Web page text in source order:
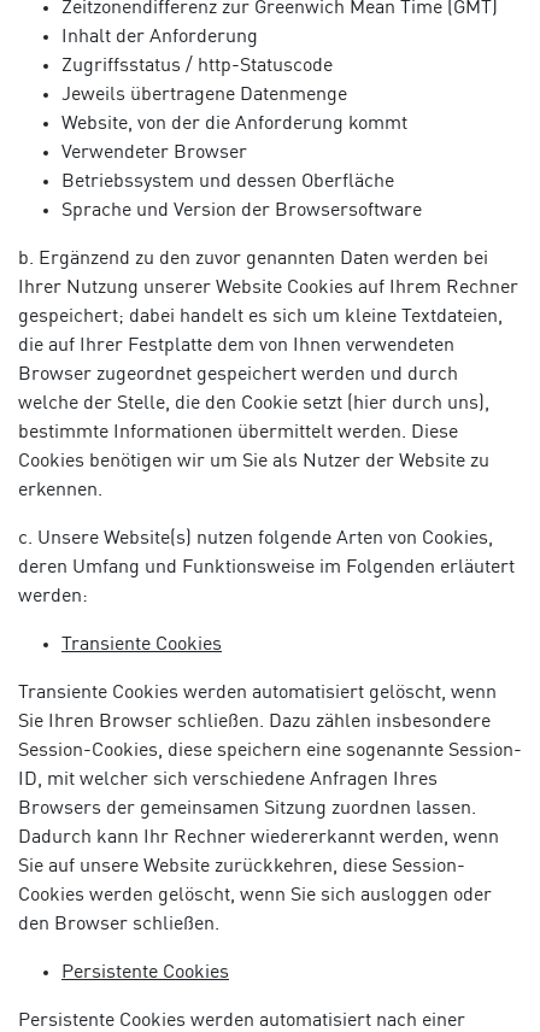
Zeitzonendifferenz zur Greenwich Mean Time (GMT)
Inhalt der Anforderung
Zugriffsstatus / http-Statuscode
Jeweils übertragene Datenmenge
Website, von der die Anforderung kommt
Verwendeter Browser
Betriebssystem und dessen Oberfläche
Sprache und Version der Browsersoftware
b. Ergänzend zu den zuvor genannten Daten werden bei
Ihrer Nutzung unserer Website Cookies auf Ihrem Rechner
gespeichert; dabei handelt es sich um kleine Textdateien,
die auf Ihrer Festplatte dem von Ihnen verwendeten
Browser zugeordnet gespeichert werden und durch
welche der Stelle, die den Cookie setzt (hier durch uns),
bestimmte Informationen übermittelt werden. Diese
Cookies benötigen wir um Sie als Nutzer der Website zu
erkennen.
c. Unsere Website(s) nutzen folgende Arten von Cookies,
deren Umfang und Funktionsweise im Folgenden erläutert
werden:
Transiente Cookies
Transiente Cookies werden automatisiert gelöscht, wenn
Sie Ihren Browser schließen. Dazu zählen insbesondere
Session-Cookies, diese speichern eine sogenannte Session-
ID, mit welcher sich verschiedene Anfragen Ihres
Browsers der gemeinsamen Sitzung zuordnen lassen.
Dadurch kann Ihr Rechner wiedererkannt werden, wenn
Sie auf unsere Website zurückkehren, diese Session-
Cookies werden gelöscht, wenn Sie sich ausloggen oder
den Browser schließen.
Persistente Cookies
Persistente Cookies werden automatisiert nach einer